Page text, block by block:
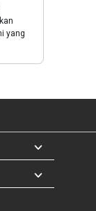
yang